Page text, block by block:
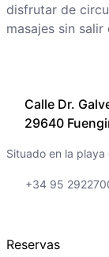
Calle Dr.
29640
Situado en la playa
+34 95
Reservas
disfrutar de
masajes sin